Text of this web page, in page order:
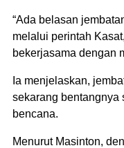
“Ada belasan
melalui perintah
bekerjasama dengan
Ia menjelaskan,
sekarang bentangnya
bencana.
Menurut Masinton,